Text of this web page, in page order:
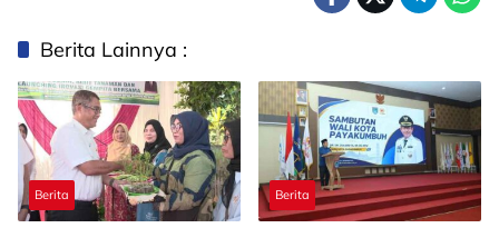
Berita Lainnya :
Berita Berita